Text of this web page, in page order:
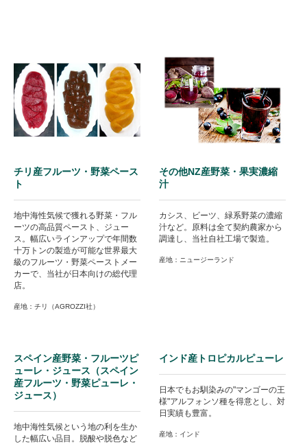
チリ産フルーツ・野菜ペース
ト
地中海性気候で獲れる野菜・フル
ーツの高品質ペースト、ジュー
ス。幅広いラインアップで年間数
十万トンの製造が可能な世界最大
級のフルーツ・野菜ペーストメー
カーで、当社が日本向けの総代理
店。
産地：チリ（AGROZZI社）
その他NZ産野菜・果実濃縮
汁
カシス、ビーツ、緑系野菜の濃縮
汁など。原料は全て契約農家から
調達し、当社自社工場で製造。
産地：ニュージーランド
スペイン産野菜・フルーツピ
ューレ・ジュース（スペイン
産フルーツ・野菜ピューレ・
ジュース）
地中海性気候という地の利を生か
した幅広い品目。脱酸や脱色など
インド産トロピカルピューレ
日本でもお馴染みの"マンゴーの王
様"アルフォンソ種を得意とし、対
日実績も豊富。
産地：インド